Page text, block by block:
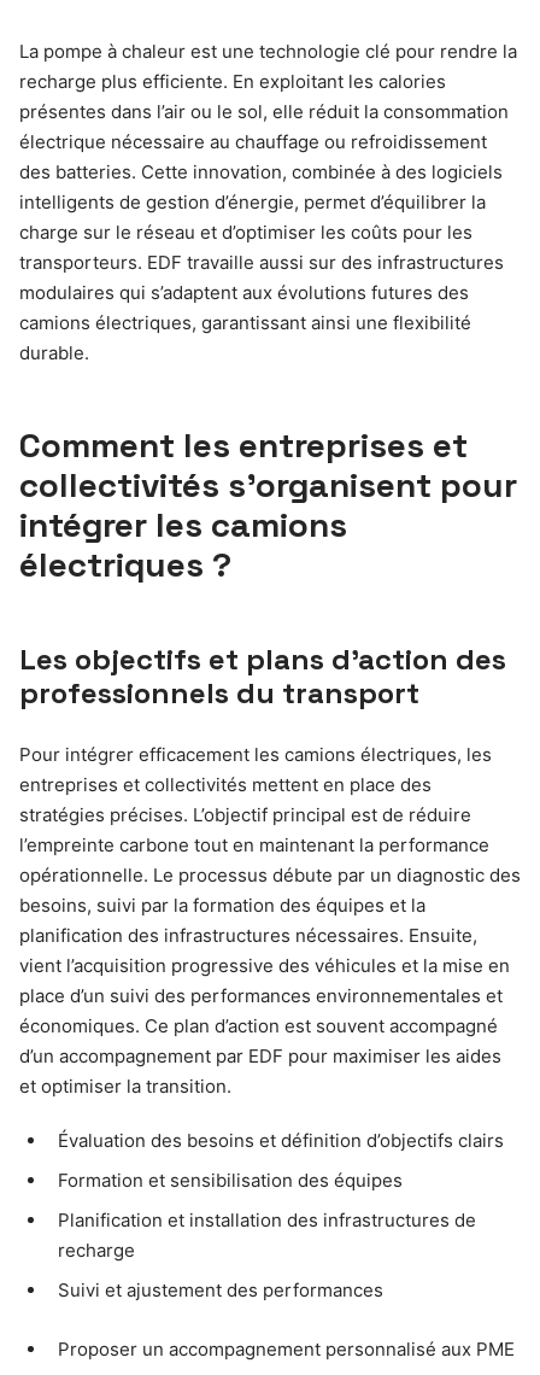
La pompe à chaleur est une technologie clé pour rendre la
recharge plus efficiente. En exploitant les calories
présentes dans l’air ou le sol, elle réduit la consommation
électrique nécessaire au chauffage ou refroidissement
des batteries. Cette innovation, combinée à des logiciels
intelligents de gestion d’énergie, permet d’équilibrer la
charge sur le réseau et d’optimiser les coûts pour les
transporteurs. EDF travaille aussi sur des infrastructures
modulaires qui s’adaptent aux évolutions futures des
camions électriques, garantissant ainsi une flexibilité
durable.
Comment les entreprises et
collectivités s’organisent pour
intégrer les camions
électriques ?
Les objectifs et plans d’action des
professionnels du transport
Pour intégrer efficacement les camions électriques, les
entreprises et collectivités mettent en place des
stratégies précises. L’objectif principal est de réduire
l’empreinte carbone tout en maintenant la performance
opérationnelle. Le processus débute par un diagnostic des
besoins, suivi par la formation des équipes et la
planification des infrastructures nécessaires. Ensuite,
vient l’acquisition progressive des véhicules et la mise en
place d’un suivi des performances environnementales et
économiques. Ce plan d’action est souvent accompagné
d’un accompagnement par EDF pour maximiser les aides
et optimiser la transition.
Évaluation des besoins et définition d’objectifs clairs
Formation et sensibilisation des équipes
Planification et installation des infrastructures de
recharge
Suivi et ajustement des performances
Proposer un accompagnement personnalisé aux PME